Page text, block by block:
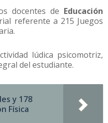
docentes de Educación
referente a 215 Juegos
lúdica psicomotriz,
del estudiante.
y 178
Física